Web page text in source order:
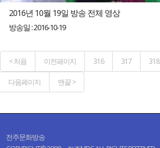
2016년 10월 19일 방송 전체 영상
방송일 : 2016-10-19
< 처음 이전페이지 316 317 318
다음페이지 맨끝 >
전주문화방송